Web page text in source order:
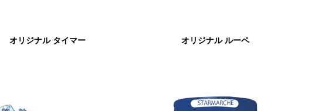
オリジナル タイマー オリジナル ルーペ